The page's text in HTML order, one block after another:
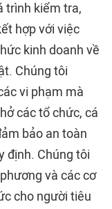
trình kiểm tra,
hợp với việc
kinh doanh về
Chúng tôi
vi phạm mà
các tổ chức, cá
bảo an toàn
định. Chúng tôi
và các cơ
cho người tiêu